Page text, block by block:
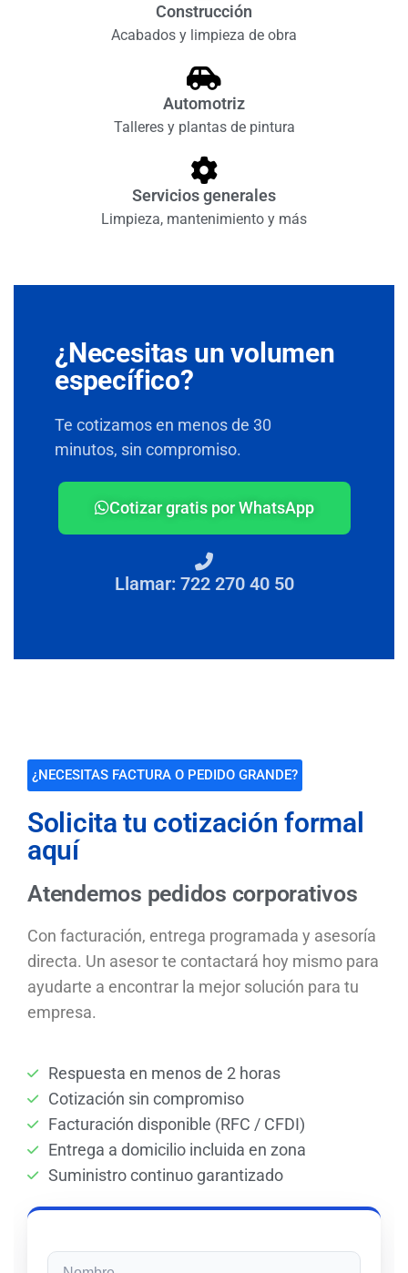
Construcción
Acabados y limpieza de obra
Automotriz
Talleres y plantas de pintura
Servicios generales
Limpieza, mantenimiento y más
¿Necesitas un volumen
específico?
Te cotizamos en menos de 30
minutos, sin compromiso.
Cotizar gratis por WhatsApp
Llamar: 722 270 40 50
¿NECESITAS FACTURA O PEDIDO GRANDE?
Solicita tu cotización formal
aquí
Atendemos pedidos corporativos
Con facturación, entrega programada y asesoría
directa. Un asesor te contactará hoy mismo para
ayudarte a encontrar la mejor solución para tu
empresa.
Respuesta en menos de 2 horas
Cotización sin compromiso
Facturación disponible (RFC / CFDI)
Entrega a domicilio incluida en zona
Suministro continuo garantizado